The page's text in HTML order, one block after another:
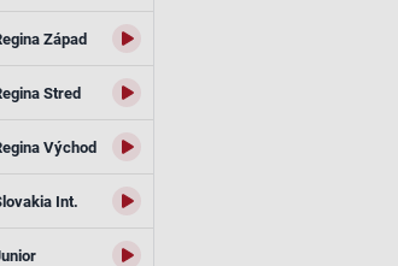
Západ
Stred
Východ
Int.